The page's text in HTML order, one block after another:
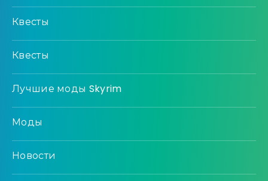
Квесты
Квесты
Лучшие моды Skyrim
Моды
Новости